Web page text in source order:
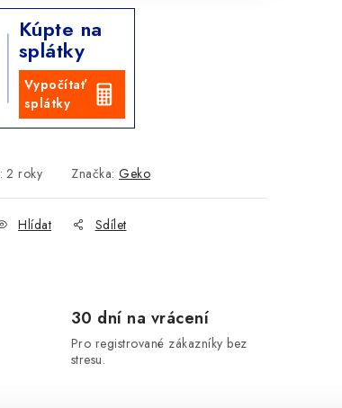
Kúpte na
splátky
Vypočítať
splátky
: 2 roky Značka: Geko
Hlídat Sdílet
30 dní na vrácení
Pro registrované zákazníky bez
stresu.